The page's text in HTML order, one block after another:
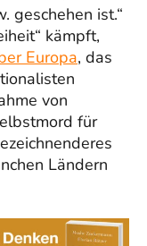
geschehen ist.“
kämpft,
Europa, das
von
für
Ländern